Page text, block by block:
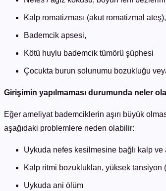
Kalp romatizması (akut romatizmal
Bademcik apsesi,
Kötü huylu bademcik tümörü şüphesi
Çocukta burun solunumu bozukluğu
Girişimin yapılmaması durumunda neler
Eğer ameliyat bademciklerin aşırı büyük
aşağıdaki problemlere neden olabilir:
Uykuda nefes kesilmesine bağlı kalp
Kalp ritmi bozuklukları, yüksek
Uykuda ani ölüm